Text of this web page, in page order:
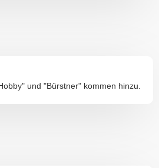
und "Bürstner" kommen hinzu.